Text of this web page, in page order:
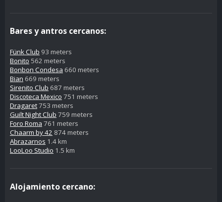
Bares y antros cercanos:
Fünk Club 93 meters
Bonito 562 meters
Bonbon Condesa 660 meters
Bian 669 meters
Sirenito Club 687 meters
Discoteca Mexico 751 meters
Dragaret753 meters
Guilt Night Club 759 meters
Foro Roma 761 meters
Chaarm by 42 874 meters
Abrazarnos 1.4 km
LooLoo Studio 1.5 km
Alojamiento cercano: